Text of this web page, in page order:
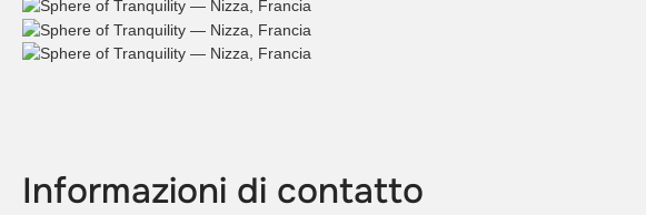
Informazioni di contatto